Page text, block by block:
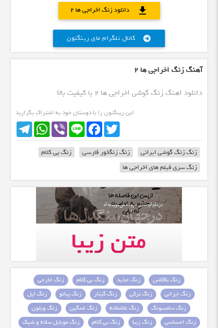
دانلود زنگ اخراجی ها 2
download
کانال تلگرام مای رینگتون telegram
آهنگ زنگ اخراجی ها 2
دانلود اهنگ زنگ گوشی اخراجی ها 2 با کیفیت بالا
این رینگتون را با دوستان خود به اشتراک بگزارید
TelegramWhatsApp Viber Line
FacebookTwitter
زنگ زنگ گوشی ایرانی زنگ زنگخور فارسی
زنگ بی کلام
زنگ سری فیلم های اخراجی ها
زنگ باکلاس زنگ جدید زنگ بی کلام
زنگ خارجی
زنگ ایرانی
زنگ ترکی زنگ گیتار زنگ پیانو
زنگ اپل
زنگ سامسونگ
زنگ عاشقانه زنگ غمگین
زنگ ویلون
زنگ احساسی
زنگ زیبا زنگ بی کلام
زنگ موبایل ساده و شیک